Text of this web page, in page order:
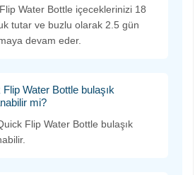
Water Bottle içeceklerinizi 18
tutar ve buzlu olarak 2.5 gün
devam eder.
Water Bottle bulaşık
mi?
Flip Water Bottle bulaşık